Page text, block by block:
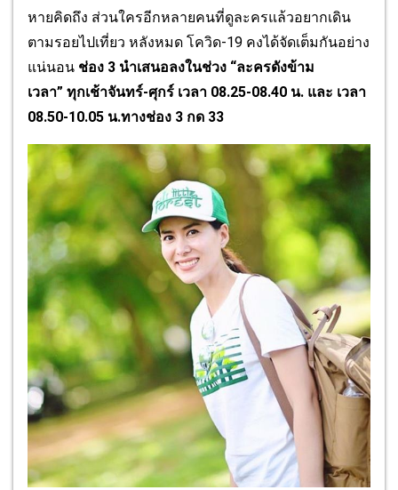
หายคิดถึง ส่วนใครอีกหลายคนที่ดูละครแล้วอยากเดิน
ตามรอยไปเที่ยว หลังหมด โควิด-19 คงได้จัดเต็มกันอย่าง
แน่นอน ช่อง 3 นำเสนอลงในช่วง “ละครดังข้าม
เวลา” ทุกเช้าจันทร์-ศุกร์ เวลา 08.25-08.40 น. และ เวลา
08.50-10.05 น.ทางช่อง 3 กด 33